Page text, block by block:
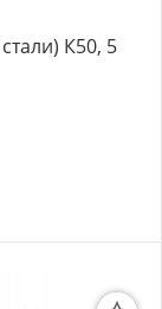
К50, 5